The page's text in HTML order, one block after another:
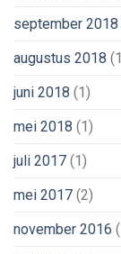
september 2018
augustus 2018
juni 2018 (1)
mei 2018 (1)
juli 2017 (1)
mei 2017 (2)
november 2016